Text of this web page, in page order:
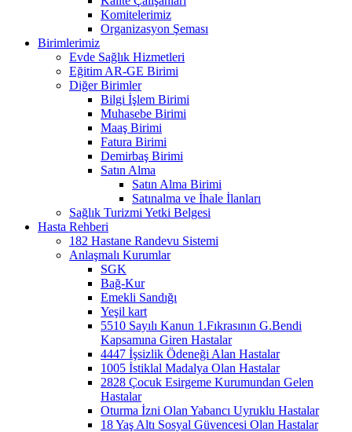
Komitelerimiz
Organizasyon Şeması
Birimlerimiz
Evde Sağlık Hizmetleri
Eğitim AR-GE Birimi
Diğer Birimler
Bilgi İşlem Birimi
Muhasebe Birimi
Maaş Birimi
Fatura Birimi
Demirbaş Birimi
Satın Alma
Satın Alma Birimi
Satınalma ve İhale İlanları
Sağlık Turizmi Yetki Belgesi
Hasta Rehberi
182 Hastane Randevu Sistemi
Anlaşmalı Kurumlar
SGK
Bağ-Kur
Emekli Sandığı
Yeşil kart
5510 Sayılı Kanun 1.Fıkrasının G.Bendi
Kapsamına Giren Hastalar
4447 İşsizlik Ödeneği Alan Hastalar
1005 İstiklal Madalya Olan Hastalar
2828 Çocuk Esirgeme Kurumundan Gelen
Hastalar
Oturma İzni Olan Yabancı Uyruklu Hastalar
18 Yaş Altı Sosyal Güvencesi Olan Hastalar